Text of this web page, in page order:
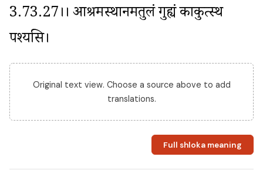
3.73.27।। आश्रमस्थानमतुलं गुह्यं काकुत्स्थ
पश्यसि।
Original text view. Choose a source above to add
translations.
Full shloka meaning